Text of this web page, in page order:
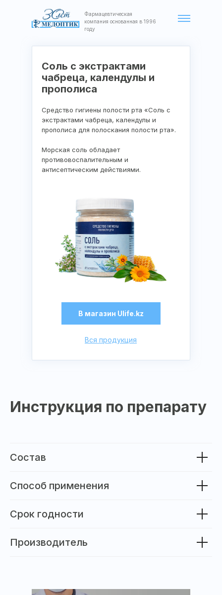
Фармацевтическая
компания основанная в 1996
году
Вся продукция
В магазин Ulife.kz
Соль с экстрактами
чабреца, календулы и
прополиса
Средство гигиены полости рта «Соль с
экстрактами чабреца, календулы и
прополиса для полоскания полости рта».
Морская соль обладает
противовоспалительным и
антисептическим действиями.
Инструкция по препарату
Состав
Способ применения
Срок годности
Производитель